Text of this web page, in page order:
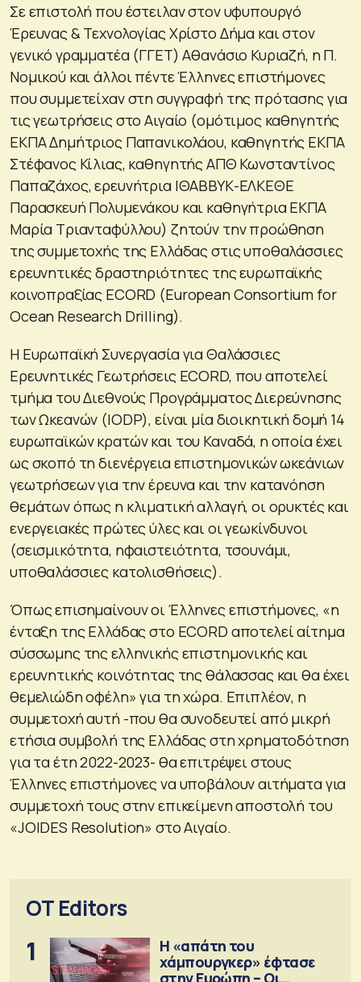
Σε επιστολή που έστειλαν στον υφυπουργό
Έρευνας & Τεχνολογίας Χρίστο Δήμα και στον
γενικό γραμματέα (ΓΓΕΤ) Αθανάσιο Κυριαζή, η Π.
Νομικού και άλλοι πέντε Έλληνες επιστήμονες
που συμμετείχαν στη συγγραφή της πρότασης για
τις γεωτρήσεις στο Αιγαίο (ομότιμος καθηγητής
ΕΚΠΑ Δημήτριος Παπανικολάου, καθηγητής ΕΚΠΑ
Στέφανος Κίλιας, καθηγητής ΑΠΘ Κωνσταντίνος
Παπαζάχος, ερευνήτρια ΙΘΑΒΒΥΚ-ΕΛΚΕΘΕ
Παρασκευή Πολυμενάκου και καθηγήτρια ΕΚΠΑ
Μαρία Τριανταφύλλου) ζητούν την προώθηση
της συμμετοχής της Ελλάδας στις υποθαλάσσιες
ερευνητικές δραστηριότητες της ευρωπαϊκής
κοινοπραξίας ECORD (European Consortium for
Ocean Research Drilling).
Η Ευρωπαϊκή Συνεργασία για Θαλάσσιες
Ερευνητικές Γεωτρήσεις ECORD, που αποτελεί
τμήμα του Διεθνούς Προγράμματος Διερεύνησης
των Ωκεανών (IODP), είναι μία διοικητική δομή 14
ευρωπαϊκών κρατών και του Καναδά, η οποία έχει
ως σκοπό τη διενέργεια επιστημονικών ωκεάνιων
γεωτρήσεων για την έρευνα και την κατανόηση
θεμάτων όπως η κλιματική αλλαγή, οι ορυκτές και
ενεργειακές πρώτες ύλες και οι γεωκίνδυνοι
(σεισμικότητα, ηφαιστειότητα, τσουνάμι,
υποθαλάσσιες κατολισθήσεις).
Όπως επισημαίνουν οι Έλληνες επιστήμονες, «η
ένταξη της Ελλάδας στο ECORD αποτελεί αίτημα
σύσσωμης της ελληνικής επιστημονικής και
ερευνητικής κοινότητας της θάλασσας και θα έχει
θεμελιώδη οφέλη» για τη χώρα. Επιπλέον, η
συμμετοχή αυτή -που θα συνοδευτεί από μικρή
ετήσια συμβολή της Ελλάδας στη χρηματοδότηση
για τα έτη 2022-2023- θα επιτρέψει στους
Έλληνες επιστήμονες να υποβάλουν αιτήματα για
συμμετοχή τους στην επικείμενη αποστολή του
«JOIDES Resolution» στο Αιγαίο.
OT Editors
1
Η «απάτη του
χάμπουργκερ» έφτασε
στην Ευρώπη – Οι